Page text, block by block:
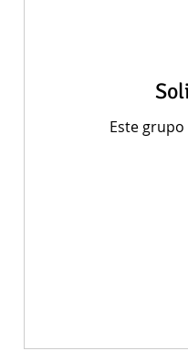
Este